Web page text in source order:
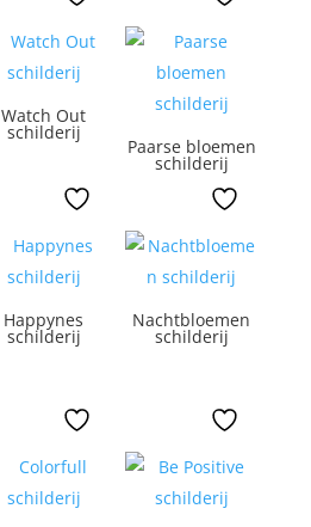
Watch Out
schilderij
Paarse bloemen
schilderij
Happynes
schilderij
Nachtbloemen
schilderij